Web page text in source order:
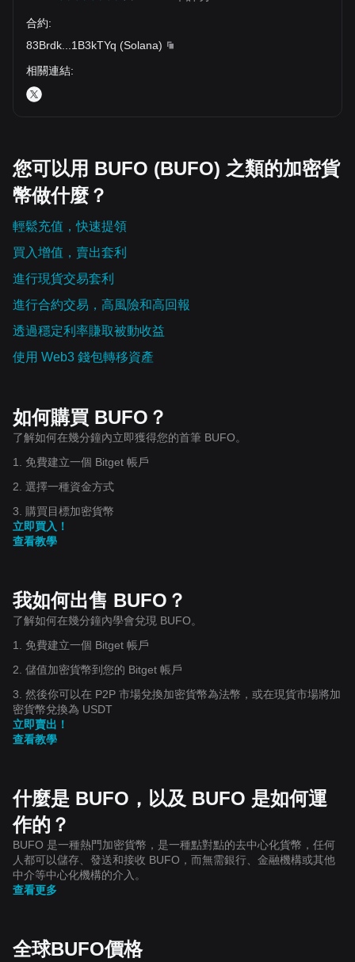
合約:
83Brdk
1B3kTYq (Solana)
相關連結:
您可以用 BUFO (BUFO) 之類的加密貨
幣做什麼？
輕鬆充值，快速提領
買入增值，賣出套利
進行現貨交易套利
進行合約交易，高風險和高回報
透過穩定利率賺取被動收益
使用 Web3 錢包轉移資產
如何購買 BUFO？
了解如何在幾分鐘內立即獲得您的首筆 BUFO。
1. 免費建立一個 Bitget 帳戶
2. 選擇一種資金方式
3. 購買目標加密貨幣
立即買入！
查看教學
我如何出售 BUFO？
了解如何在幾分鐘內學會兌現 BUFO。
1. 免費建立一個 Bitget 帳戶
2. 儲值加密貨幣到您的 Bitget 帳戶
3. 然後你可以在 P2P 市場兌換加密貨幣為法幣，或在現貨市場將加
密貨幣兌換為 USDT
立即賣出！
查看教學
什麼是 BUFO，以及 BUFO 是如何運
作的？
BUFO 是一種熱門加密貨幣，是一種點對點的去中心化貨幣，任何
人都可以儲存、發送和接收 BUFO，而無需銀行、金融機構或其他
中介等中心化機構的介入。
查看更多
全球BUFO價格